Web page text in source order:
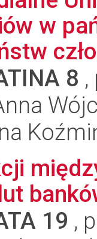
w
8
19 ,